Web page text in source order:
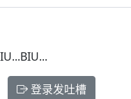
登录发吐槽